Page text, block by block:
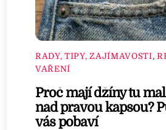
RADY, TIPY, ZAJÍMAVOSTI,
VAŘENÍ
Proč mají džíny tu
nad pravou kapsou?
vás pobaví